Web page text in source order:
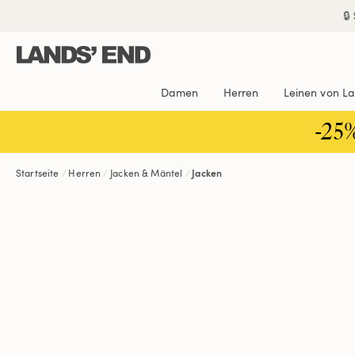
Inhalt
Navigation
Suche
Damen Herren Leinen von
-
Startseite Herren Jacken & Mäntel Jacken